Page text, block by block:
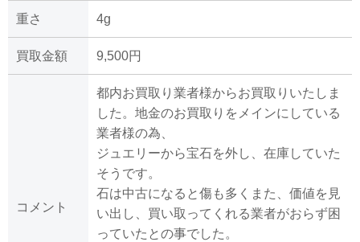
重さ 4g
買取金額 9,500円
コメント
都内お買取り業者様からお買取りいたしま
した。地金のお買取りをメインにしている
業者様の為、
ジュエリーから宝石を外し、在庫していた
そうです。
石は中古になると傷も多くまた、価値を見
い出し、買い取ってくれる業者がおらず困
っていたとの事でした。